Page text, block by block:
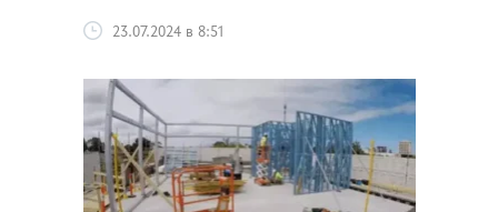
23.07.2024 в 8:51